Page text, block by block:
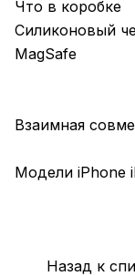
Что в коробке
Силиконовый
MagSafe
Взаимная
Модели iPhone
Назад к